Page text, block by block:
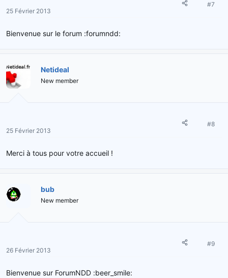
25 Février 2013
#7
Bienvenue sur le forum :forumndd:
Netideal
New member
25 Février 2013
#8
Merci à tous pour votre accueil !
bub
New member
26 Février 2013
#9
Bienvenue sur ForumNDD :beer_smile: